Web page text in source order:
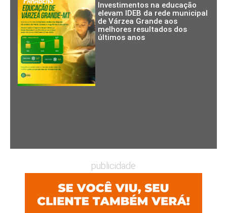
Investimentos na educação
elevam IDEB da rede municipal
de Várzea Grande aos
melhores resultados dos
últimos anos
publicidade